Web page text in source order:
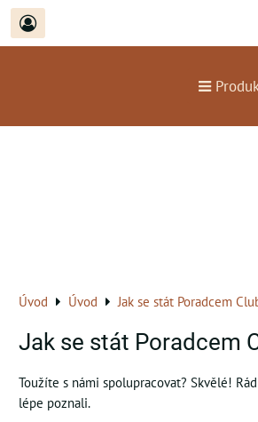
Úvod Úvod Jak se stát Poradcem
Jak se stát Poradcem
Toužíte s námi spolupracovat? Skvělé!
lépe poznali.